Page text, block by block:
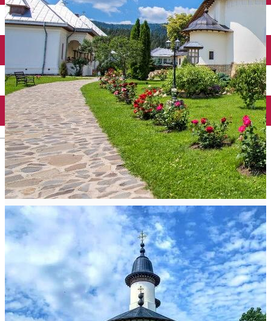
English
Mănăstirea Bistrița
Lacul Izvorul Muntelui
Casa memorială „Ion Creangă” din Humuleşti
Mănăstirea Secu
Lacul Cuejdel